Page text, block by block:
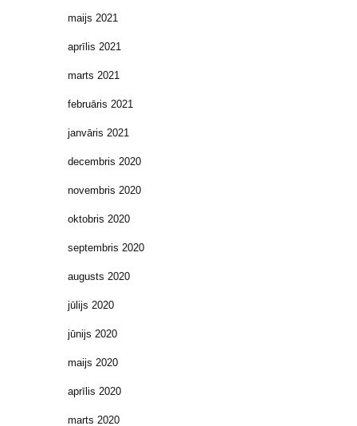
maijs 2021
aprīlis 2021
marts 2021
februāris 2021
janvāris 2021
decembris 2020
novembris 2020
oktobris 2020
septembris 2020
augusts 2020
jūlijs 2020
jūnijs 2020
maijs 2020
aprīlis 2020
marts 2020